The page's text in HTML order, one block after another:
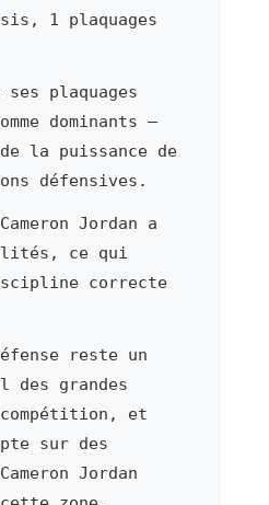
1 plaquages
plaquages
dominants —
la puissance de
défensives.
Jordan a
ce qui
correcte
reste un
des grandes
et
sur des
Jordan